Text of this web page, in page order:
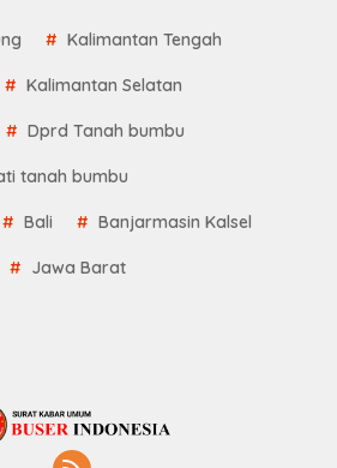
Kalimantan Tengah
Kalimantan Selatan
Dprd Tanah bumbu
tanah bumbu
Bali Banjarmasin Kalsel
Jawa Barat